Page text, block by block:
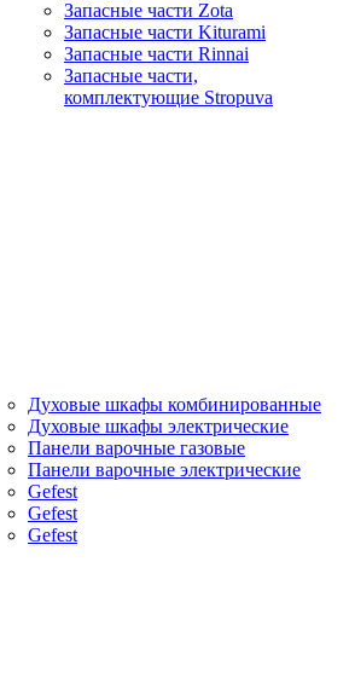
Запасные части Zota
Запасные части Kiturami
Запасные части Rinnai
Запасные части,
комплектующие Stropuva
Духовые шкафы комбинированные
Духовые шкафы электрические
Панели варочные газовые
Панели варочные электрические
Gefest
Gefest
Gefest